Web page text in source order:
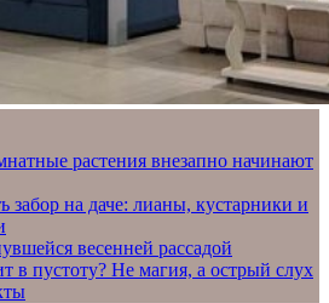
растения внезапно начинают
забор на даче: лианы, кустарники и
весенней рассадой
в пустоту? Не магия, а острый слух